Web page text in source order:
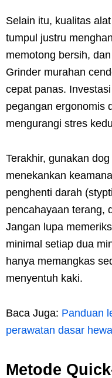
Selain itu, kualitas
tumpul justru
memotong bersih,
Grinder murahan
cepat panas.
pegangan ergonomis
mengurangi stres
Terakhir, gunakan
menekankan
penghenti darah
pencahayaan terang,
Jangan lupa
minimal setiap dua
hanya memangkas
menyentuh kaki.
Baca Juga: Panduan
perawatan dasar
Metode